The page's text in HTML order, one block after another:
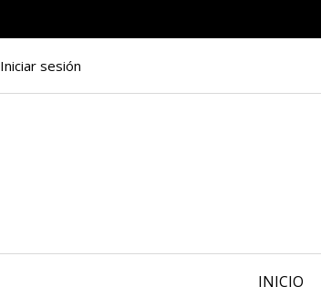
Iniciar sesión
INICIO